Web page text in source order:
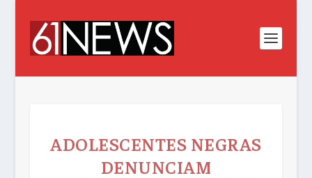
ADOLESCENTES NEGRAS
DENUNCIAM